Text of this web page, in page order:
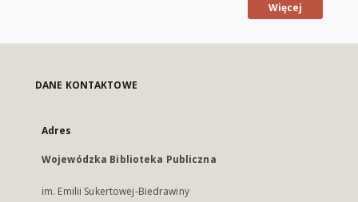
Więcej
DANE KONTAKTOWE
Adres
Wojewódzka Biblioteka Publiczna
im. Emilii Sukertowej-Biedrawiny